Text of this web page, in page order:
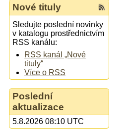
Nové tituly
Sledujte poslední novinky
v katalogu prostřednictvím
RSS kanálu:
RSS kanál „Nové
tituly“
Více o RSS
Poslední
aktualizace
5.8.2026 08:10 UTC